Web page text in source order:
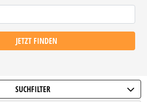
JETZT FINDEN
SUCHFILTER